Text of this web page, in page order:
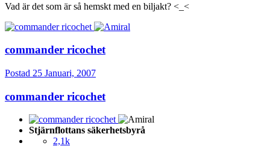
Vad är det som är så hemskt med en biljakt? <_<
commander ricochet
Postad 25 Januari, 2007
commander ricochet
Stjärnflottans säkerhetsbyrå
2,1k